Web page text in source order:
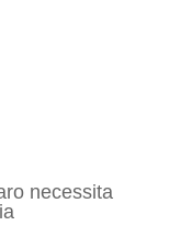
necessita